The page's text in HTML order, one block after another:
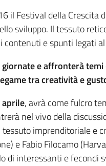
il Festival della Crescita
sviluppo. Il tessuto
contenuti e spunti legati
giornate e affronterà
tra creatività e
aprile, avrà come fulcro
nel vivo della
imprenditoriale
e Fabio Filocamo
interessanti e fecondi